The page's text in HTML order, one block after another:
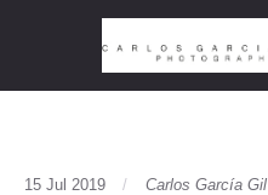
15 Jul 2019 Carlos García Gil